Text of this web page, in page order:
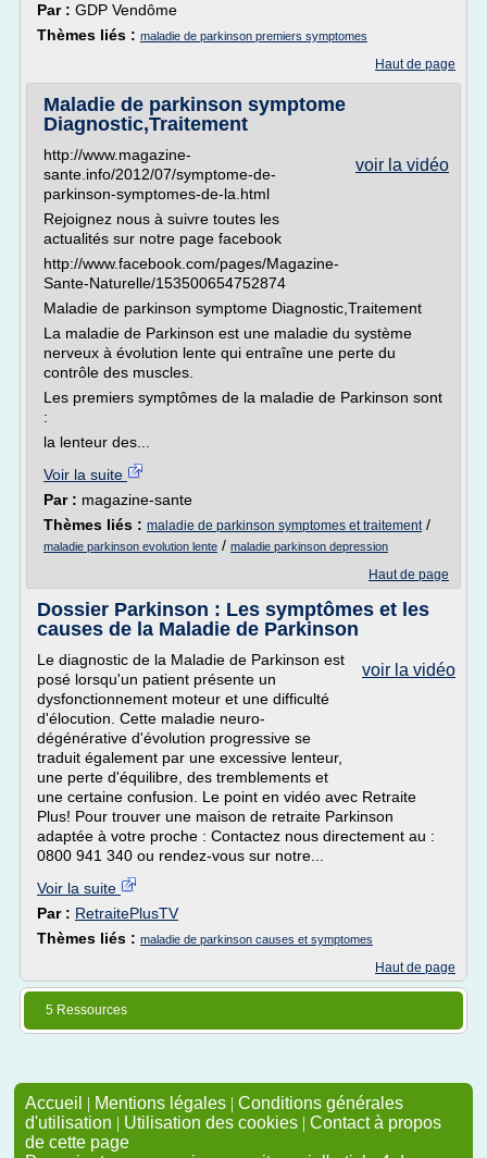
Par : GDP Vendôme
Thèmes liés : maladie de parkinson premiers symptomes
Haut de page
Maladie de parkinson symptome
Diagnostic,Traitement
voir la vidéo
http://www.magazine-
sante.info/2012/07/symptome-de-
parkinson-symptomes-de-la.html
Rejoignez nous à suivre toutes les
actualités sur notre page facebook
http://www.facebook.com/pages/Magazine-
Sante-Naturelle/153500654752874
Maladie de parkinson symptome Diagnostic,Traitement
La maladie de Parkinson est une maladie du système
nerveux à évolution lente qui entraîne une perte du
contrôle des muscles.
Les premiers symptômes de la maladie de Parkinson sont
:
la lenteur des...
Voir la suite
Par : magazine-sante
Thèmes liés : maladie de parkinson symptomes et traitement/
maladie parkinson evolution lente / maladie parkinson depression
Haut de page
Dossier Parkinson : Les symptômes et les
causes de la Maladie de Parkinson
voir la vidéo
Le diagnostic de la Maladie de Parkinson est
posé lorsqu'un patient présente un
dysfonctionnement moteur et une difficulté
d'élocution. Cette maladie neuro-
dégénérative d'évolution progressive se
traduit également par une excessive lenteur,
une perte d'équilibre, des tremblements et
une certaine confusion. Le point en vidéo avec Retraite
Plus! Pour trouver une maison de retraite Parkinson
adaptée à votre proche : Contactez nous directement au :
0800 941 340 ou rendez-vous sur notre...
Voir la suite
Par : RetraitePlusTV
Thèmes liés : maladie de parkinson causes et symptomes
Haut de page
5 Ressources
Accueil | Mentions légales | Conditions générales
d'utilisation | Utilisation des cookies | Contact à propos
de cette page